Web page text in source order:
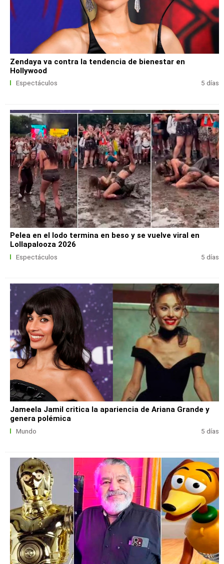
Zendaya va contra la tendencia de bienestar en
Hollywood
Espectáculos 5 días
Pelea en el lodo termina en beso y se vuelve viral en
Lollapalooza 2026
Espectáculos 5 días
Jameela Jamil critica la apariencia de Ariana Grande y
genera polémica
Mundo 5 días